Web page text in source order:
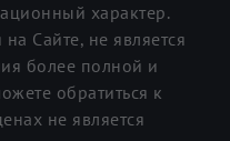
характер.
Сайте, не является
более полной и
обратиться к
не является